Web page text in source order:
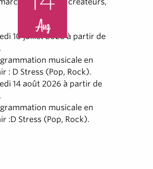
10 juillet 2026 à partir de
musicale en
: D Stress (Pop, Rock).
14 août 2026 à partir de
musicale en
:D Stress (Pop, Rock).
Aug